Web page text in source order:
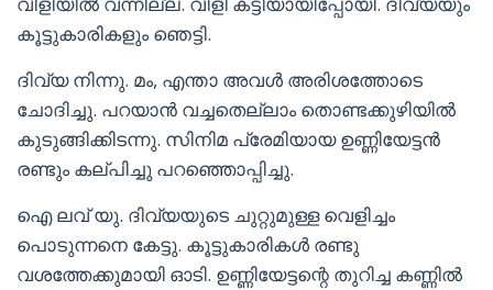
കൂട്ടുകാരികളും ഞെട്ടി.
ദിവ്യ നിന്നു. മം, എന്താ അവൾ അരിശത്തോടെ
ചോദിച്ചു. പറയാൻ വച്ചതെല്ലാം തൊണ്ടക്കുഴിയിൽ
കുടുങ്ങിക്കിടന്നു. സിനിമ പ്രേമിയായ ഉണ്ണിയേട്ടൻ
രണ്ടും കല്പിച്ചു പറഞ്ഞൊപ്പിച്ചു.
ഐ ലവ് യു. ദിവ്യയുടെ ചുറ്റുമുള്ള വെളിച്ചം
പൊടുന്നനെ കേട്ടു. കൂട്ടുകാരികൾ രണ്ടു
വശത്തേക്കുമായി ഓടി. ഉണ്ണിയേട്ടന്റെ തുറിച്ച കണ്ണിൽ